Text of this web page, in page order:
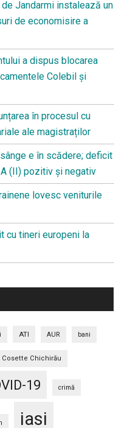
Jandarmi instalează un
de economisire a
a dispus blocarea
Colebil și
în procesul cu
ale magistraților
e în scădere; deficit
(II) pozitiv și negativ
lovesc veniturile
cu tineri europeni la
ATI AUR bani
Cosette Chichirău
19 crimă
iasi